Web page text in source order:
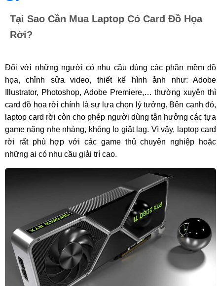
Tại Sao Cần Mua Laptop Có Card Đồ Họa
Rời?
Đối với những người có nhu cầu dùng các phần mềm đồ
họa, chỉnh sửa video, thiết kế hình ảnh như: Adobe
Illustrator, Photoshop, Adobe Premiere,… thường xuyên thì
card đồ họa rời chính là sự lựa chọn lý tưởng. Bên cạnh đó,
laptop card rời còn cho phép người dùng tận hưởng các tựa
game nặng nhẹ nhàng, không lo giật lag. Vì vậy, laptop card
rời rất phù hợp với các game thủ chuyên nghiệp hoặc
những ai có nhu cầu giải trí cao.